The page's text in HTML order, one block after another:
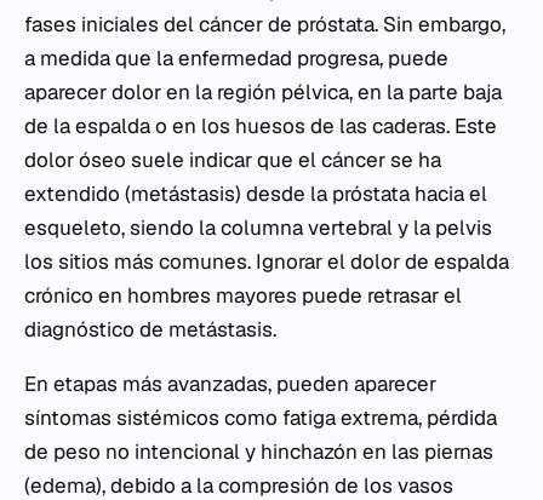
fases iniciales del cáncer de próstata. Sin embargo,
a medida que la enfermedad progresa, puede
aparecer dolor en la región pélvica, en la parte baja
de la espalda o en los huesos de las caderas. Este
dolor óseo suele indicar que el cáncer se ha
extendido (metástasis) desde la próstata hacia el
esqueleto, siendo la columna vertebral y la pelvis
los sitios más comunes. Ignorar el dolor de espalda
crónico en hombres mayores puede retrasar el
diagnóstico de metástasis.
En etapas más avanzadas, pueden aparecer
síntomas sistémicos como fatiga extrema, pérdida
de peso no intencional y hinchazón en las piernas
(edema), debido a la compresión de los vasos